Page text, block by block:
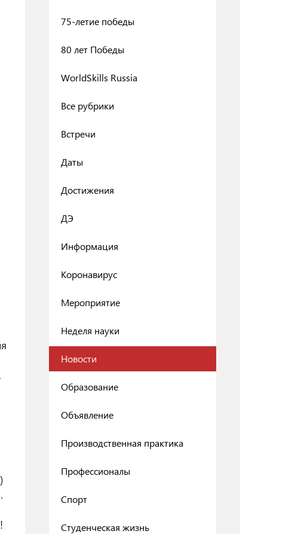
75-летие победы
80 лет Победы
WorldSkills Russia
Все рубрики
Встречи
Даты
Достижения
ДЭ
Информация
Коронавируc
Мероприятие
Неделя науки
Новости
Образование
Объявление
Производственная практика
Профессионалы
Спорт
Студенческая жизнь